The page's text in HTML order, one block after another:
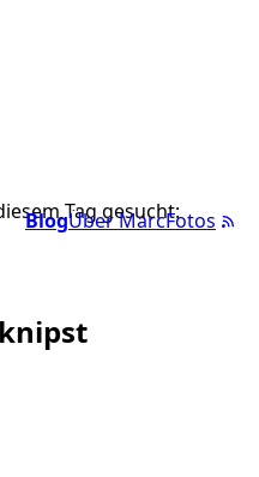
BlogÜber MarcFotos
Tag gesucht: